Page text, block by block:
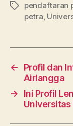
Tagspendaftaran
petra,
←
Profil dan
Airlangga
→
Ini Profil
Universitas